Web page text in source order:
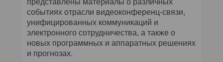
событиях отрасли видеоконференц-связи,
унифицированных коммуникаций и
электронного сотрудничества, а также о
новых программных и аппаратных решениях
и прогнозах.